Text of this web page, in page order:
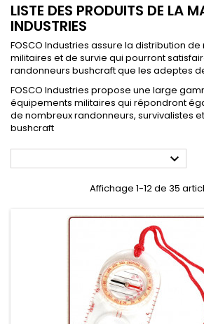
LISTE DES PRODUITS DE LA
INDUSTRIES
FOSCO Industries assure la distribution
militaires et de survie qui pourront
randonneurs bushcraft que les adeptes
FOSCO Industries propose une large
équipements militaires qui répondront
de nombreux randonneurs, survivalistes
bushcraft

Affichage 1-12 de 35